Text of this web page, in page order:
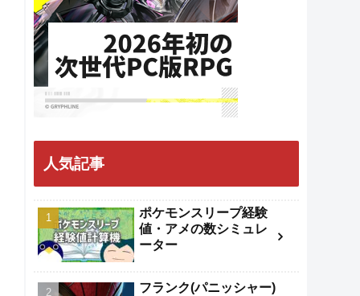
人気記事
ポケモンスリープ経験
値・アメの数シミュレ
ーター
フランク(パニッシャー)